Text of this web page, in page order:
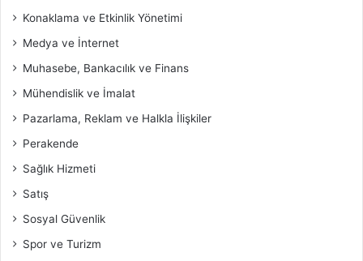
Konaklama ve Etkinlik Yönetimi
Medya ve İnternet
Muhasebe, Bankacılık ve Finans
Mühendislik ve İmalat
Pazarlama, Reklam ve Halkla İlişkiler
Perakende
Sağlık Hizmeti
Satış
Sosyal Güvenlik
Spor ve Turizm